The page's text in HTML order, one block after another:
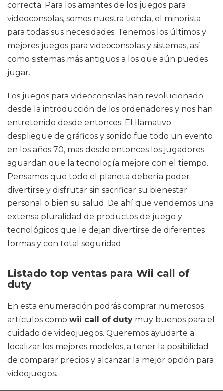
correcta. Para los amantes de los juegos para
videoconsolas, somos nuestra tienda, el minorista
para todas sus necesidades. Tenemos los últimos y
mejores juegos para videoconsolas y sistemas, así
como sistemas más antiguos a los que aún puedes
jugar.
Los juegos para videoconsolas han revolucionado
desde la introducción de los ordenadores y nos han
entretenido desde entonces. El llamativo
despliegue de gráficos y sonido fue todo un evento
en los años 70, mas desde entonces los jugadores
aguardan que la tecnología mejore con el tiempo.
Pensamos que todo el planeta debería poder
divertirse y disfrutar sin sacrificar su bienestar
personal o bien su salud. De ahí que vendemos una
extensa pluralidad de productos de juego y
tecnológicos que le dejan divertirse de diferentes
formas y con total seguridad.
Listado top ventas para Wii call of
duty
En esta enumeración podrás comprar numerosos
artículos como wii call of duty muy buenos para el
cuidado de videojuegos. Queremos ayudarte a
localizar los mejores modelos, a tener la posibilidad
de comparar precios y alcanzar la mejor opción para
videojuegos.